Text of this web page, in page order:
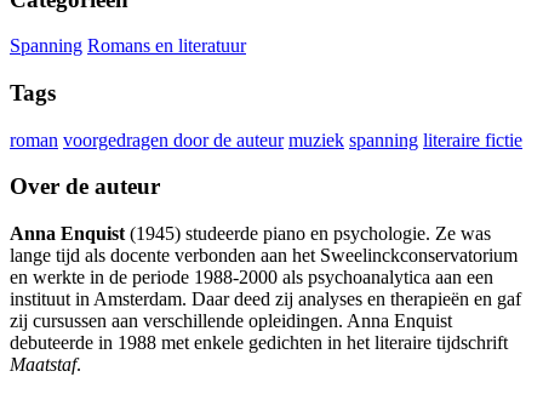
Spanning Romans en literatuur
Tags
roman voorgedragen door de auteur muziek spanning literaire fictie
Over de auteur
Anna Enquist (1945) studeerde piano en psychologie. Ze was
lange tijd als docente verbonden aan het Sweelinckconservatorium
en werkte in de periode 1988-2000 als psychoanalytica aan een
instituut in Amsterdam. Daar deed zij analyses en therapieën en gaf
zij cursussen aan verschillende opleidingen. Anna Enquist
debuteerde in 1988 met enkele gedichten in het literaire tijdschrift
Maatstaf.